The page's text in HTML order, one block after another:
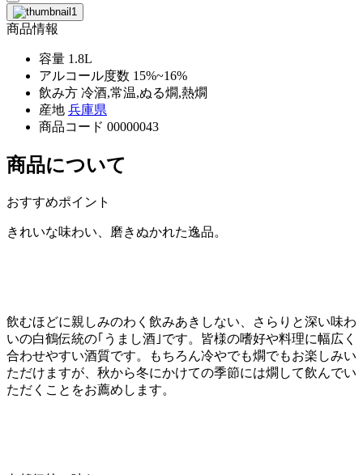
商品情報
容量 1.8L
アルコール度数 15%~16%
飲み方 冷酒,常温,ぬる燗,熱燗
産地 兵庫県
商品コード 00000043
商品について
おすすめポイント
きれいな味わい、磨きぬかれた逸品。
飲むほどに親しみのわく飲みあきしない、さらりと深い味わ
いの白鶴伝統の｢うまし酒｣です。皆様の嗜好や料理に幅広く
合わせやすい酒質です。もちろん冷やでも燗でもお楽しみい
ただけますが、秋から冬にかけての季節には燗して飲んでい
ただくことをお薦めします。